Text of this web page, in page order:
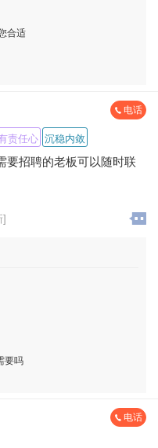
合适
电话
责任心 沉稳内敛
要招聘的老板可以随时联
]
要吗
电话